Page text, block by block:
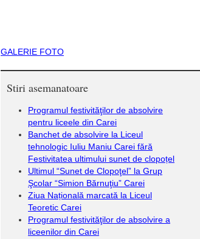
GALERIE FOTO
Stiri asemanatoare
Programul festivităţilor de absolvire
pentru liceele din Carei
Banchet de absolvire la Liceul
tehnologic Iuliu Maniu Carei fără
Festivitatea ultimului sunet de clopoțel
Ultimul “Sunet de Clopoţel” la Grup
Şcolar “Simion Bărnuţiu” Carei
Ziua Națională marcată la Liceul
Teoretic Carei
Programul festivităţilor de absolvire a
liceenilor din Carei